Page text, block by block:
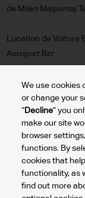
We use cookies
or change your
“ Decline” you
make our site
browser
functions. By
cookies that
functionality, as
find out more
de Milan Malpensa
Location de Voiture
Aeroport Bzr
Aeroport Puf
Location de Voiture
Aeroport Rns
Aeroport Lys
Location de Voiture
Tarbes Aeroport lde